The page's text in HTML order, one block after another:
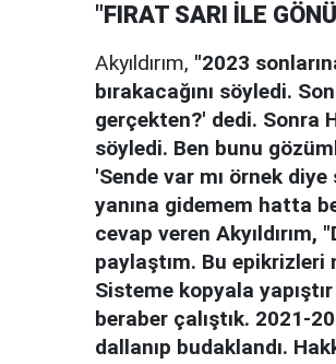
"FIRAT SARI İLE
Akyıldırım, "2023
bırakacağını söyledi.
gerçekten?' dedi. Sonra
söyledi. Ben bunu
'Sende var mı örnek
yanına gidemem hatta
cevap veren
paylaştım. Bu epikrizleri
Sisteme kopyala
beraber çalıştık. 2021-
dallanıp budaklandı.